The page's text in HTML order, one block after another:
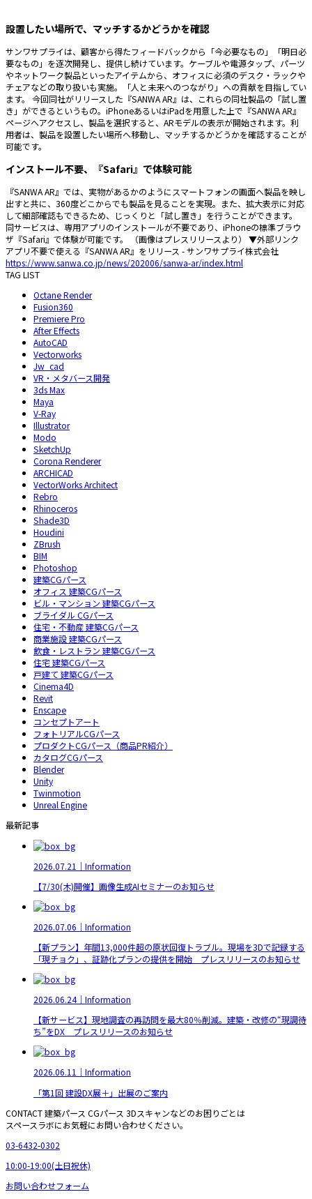
設置したい場所で、マッチするかどうかを確認
サンワサプライは、顧客から得たフィードバックから「今必要なもの」「明日必
要なもの」を逐次開発し、提供し続けています。ケーブルや電源タップ、パーツ
やネットワーク製品といったアイテムから、オフィスに必須のデスク・ラックや
チェアなどの取り扱いも実施。「人と未来へのつながり」への貢献を目指してい
ます。 今回同社がリリースした『SANWA AR』は、これらの同社製品の「試し置
き」ができるというもの。iPhoneあるいはiPadを用意した上で『SANWA AR』
ページへアクセスし、製品を選択すると、ARモデルの表示が開始されます。利
用者は、製品を設置したい場所へ移動し、マッチするかどうかを確認することが
可能です。
インストール不要、『Safari』で体験可能
『SANWA AR』では、実物があるかのようにスマートフォンの画面へ製品を映し
出すと共に、360度どこからでも製品を見ることを実現。また、拡大表示に対応
して細部確認もできるため、じっくりと「試し置き」を行うことができます。
同サービスは、専用アプリのインストールが不要であり、iPhoneの標準ブラウ
ザ『Safari』で体験が可能です。 （画像はプレスリリースより） ▼外部リンク
アプリ不要で使える『SANWA AR』をリリース - サンワサプライ株式会社
https://www.sanwa.co.jp/news/202006/sanwa-ar/index.html
TAG LIST
Octane Render
Fusion360
Premiere Pro
After Effects
AutoCAD
Vectorworks
Jw_cad
VR・メタバース開発
3ds Max
Maya
V-Ray
Illustrator
Modo
SketchUp
Corona Renderer
ARCHICAD
VectorWorks Architect
Rebro
Rhinoceros
Shade3D
Houdini
ZBrush
BIM
Photoshop
建築CGパース
オフィス 建築CGパース
ビル・マンション 建築CGパース
ブライダル CGパース
住宅・不動産 建築CGパース
商業施設 建築CGパース
飲食・レストラン 建築CGパース
住宅 建築CGパース
戸建て 建築CGパース
Cinema4D
Revit
Enscape
コンセプトアート
フォトリアルCGパース
プロダクトCGパース（商品PR紹介）
カタログCGパース
Blender
Unity
Twinmotion
Unreal Engine
最新記事
2026.07.21｜Information
【7/30(木)開催】画像生成AIセミナーのお知らせ
2026.07.06｜Information
【新プラン】年間13,000件超の原状回復トラブル。現場を3Dで記録する
「現チョク」、証跡化プランの提供を開始 プレスリリースのお知らせ
2026.06.24｜Information
【新サービス】現地調査の再訪問を最大80％削減。建築・改修の“現調待
ち”をDX プレスリリースのお知らせ
2026.06.11｜Information
「第1回 建設DX展＋」出展のご案内
CONTACT建築パース CGパース 3Dスキャンなどのお困りごとは
スペースラボにお気軽にお問い合わせください。
03-6432-0302
10:00-19:00(土日祝休)
お問い合わせフォーム